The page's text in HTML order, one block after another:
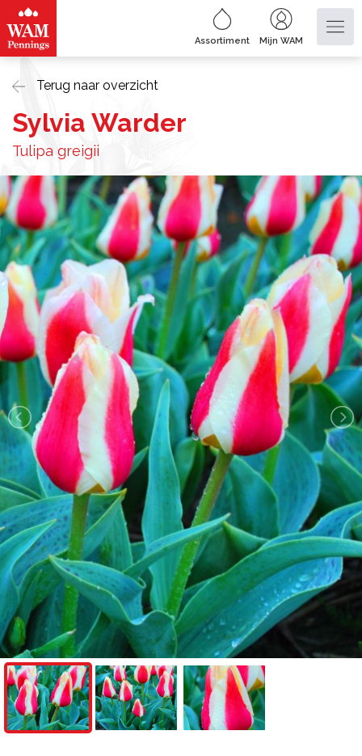
Assortiment Mijn WAM
Terug naar overzicht
Sylvia Warder
Tulipa greigii